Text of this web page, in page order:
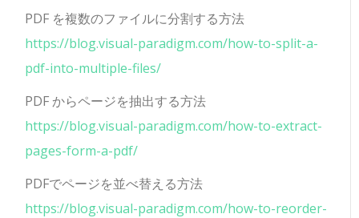
PDF を複数のファイルに分割する方法
https://blog.visual-paradigm.com/how-to-split-a-
pdf-into-multiple-files/
PDF からページを抽出する方法
https://blog.visual-paradigm.com/how-to-extract-
pages-form-a-pdf/
PDFでページを並べ替える方法
https://blog.visual-paradigm.com/how-to-reorder-